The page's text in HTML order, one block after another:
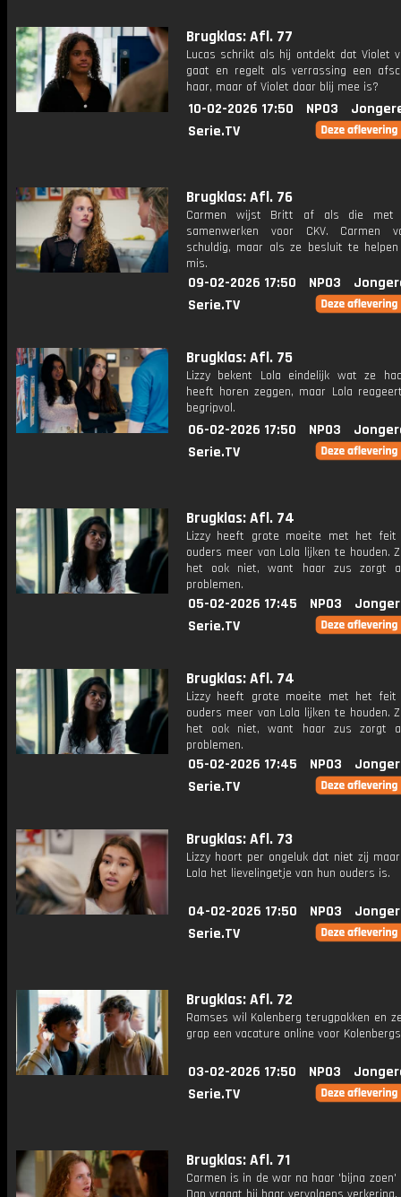
Brugklas: Afl. 77
Lucas schrikt als hij ontdekt dat Violet
gaat en regelt als verrassing een
haar, maar of Violet daar blij mee is?
10-02-2026 17:50 NPO3
Serie.TV
Brugklas: Afl. 76
Carmen wijst Britt af als die met
samenwerken voor CKV. Carmen
schuldig, maar als ze besluit te
mis.
09-02-2026 17:50 NPO3
Serie.TV
Brugklas: Afl. 75
Lizzy bekent Lola eindelijk wat ze
heeft horen zeggen, maar Lola
begripvol.
06-02-2026 17:50 NPO3
Serie.TV
Brugklas: Afl. 74
Lizzy heeft grote moeite met het
ouders meer van Lola lijken te houden.
het ook niet, want haar zus zorgt
problemen.
05-02-2026 17:45 NPO3
Serie.TV
Brugklas: Afl. 74
Lizzy heeft grote moeite met het
ouders meer van Lola lijken te houden.
het ook niet, want haar zus zorgt
problemen.
05-02-2026 17:45 NPO3
Serie.TV
Brugklas: Afl. 73
Lizzy hoort per ongeluk dat niet zij
Lola het lievelingetje van hun ouders is.
04-02-2026 17:50 NPO3
Serie.TV
Brugklas: Afl. 72
Ramses wil Kolenberg terugpakken en
grap een vacature online voor
03-02-2026 17:50 NPO3
Serie.TV
Brugklas: Afl. 71
Carmen is in de war na haar 'bijna zoen'